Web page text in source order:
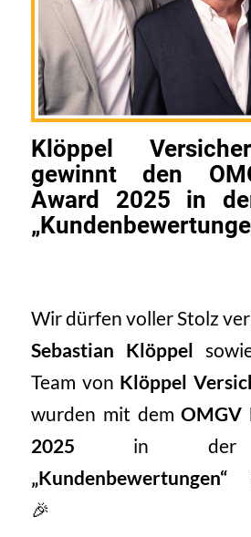
Klöppel
gewinnt den
Award 2025 in
Wir dürfen voller Stolz
Sebastian Klöppel
Team von Klöppel
wurden mit demOMGV
2025 in der
„Kundenbewertungen“
🎉